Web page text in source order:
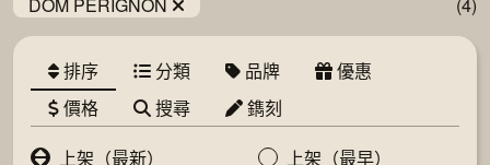
排序 分類 品牌
優惠
價格
搜尋
鐫刻
上架（最新）
上架（最早）